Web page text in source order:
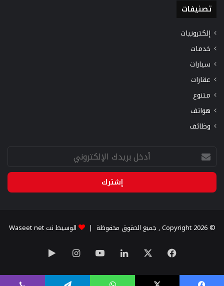
تصنيفات
إلكترونيات
خدمات
سيارات
عقارات
متنوع
هواتف
وظائف
أدخل
بريدك
الإلكتروني
© Copyright 2026 , جميع الحقوق محفوظة | الوسيط نت Waseet net
فيسبوك لينكدإنيوتيوبانستقرام‏Google
Play